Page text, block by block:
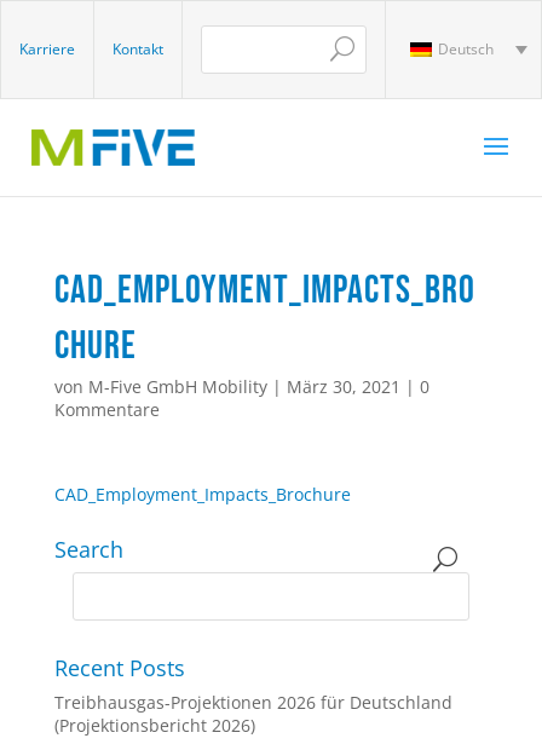
Karriere Kontakt Deutsch
CAD_Employment_Impacts_Bro
chure
von M-Five GmbH Mobility| März 30, 2021 | 0
Kommentare
CAD_Employment_Impacts_Brochure
Search
Recent Posts
Treibhausgas-Projektionen 2026 für Deutschland
(Projektionsbericht 2026)